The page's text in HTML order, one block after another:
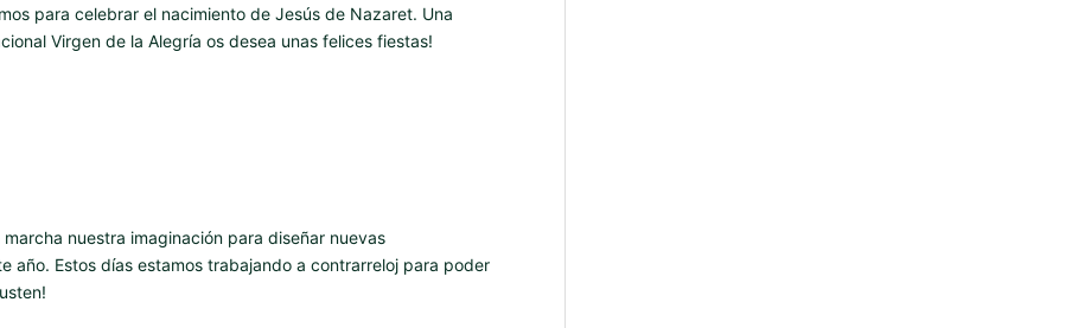
para celebrar el nacimiento de Jesús de Nazaret. Una
Virgen de la Alegría os desea unas felices fiestas!
nuestra imaginación para diseñar nuevas
año. Estos días estamos trabajando a contrarreloj para poder